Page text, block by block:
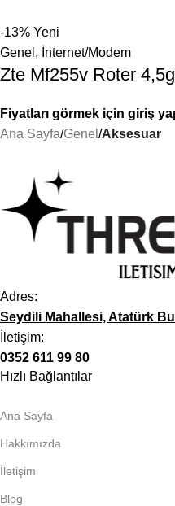
-13% Yeni
Genel , İnternet/Modem
Zte Mf255v Roter
Fiyatları görmek için giriş
Ana Sayfa Genel Aksesuar
Adres:
Seydili Mahallesi, Atatürk
İletişim:
0352 611 99 80
Hızlı Bağlantılar
Ana Sayfa
Hakkımızda
İletişim
Blog